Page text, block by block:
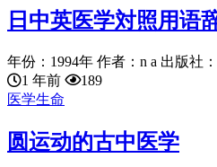
日中英医学対照用语
年份：1994年 作者：n a 出版社
1 年前
189
医学生命
圆运动的古中医学